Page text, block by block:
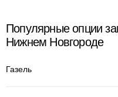
Популярные опции
Нижнем Новгороде
Газель